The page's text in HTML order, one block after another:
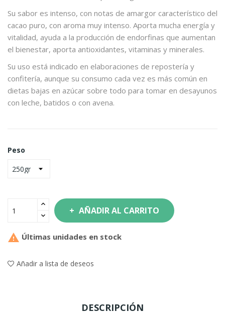
Su sabor es intenso, con notas de amargor característico del
cacao puro, con aroma muy intenso. Aporta mucha energía y
vitalidad, ayuda a la producción de endorfinas que aumentan
el bienestar, aporta antioxidantes, vitaminas y minerales.
Su uso está indicado en elaboraciones de repostería y
confitería, aunque su consumo cada vez es más común en
dietas bajas en azúcar sobre todo para tomar en desayunos
con leche, batidos o con avena.
Peso
AÑADIR AL CARRITO
 Últimas unidades en stock
Añadir a lista de deseos
DESCRIPCIÓN